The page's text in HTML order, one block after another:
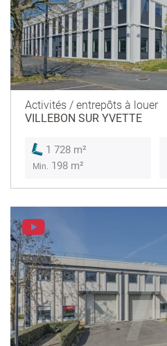
Activités / entrepôts à louer
VILLEBON SUR YVETTE
1 728 m²
Min. 198 m²